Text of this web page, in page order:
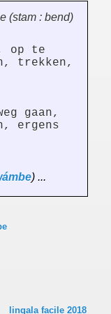
(stam : bend)
op te
trekken,
gaan,
ergens
) ...
lingala facile 2018